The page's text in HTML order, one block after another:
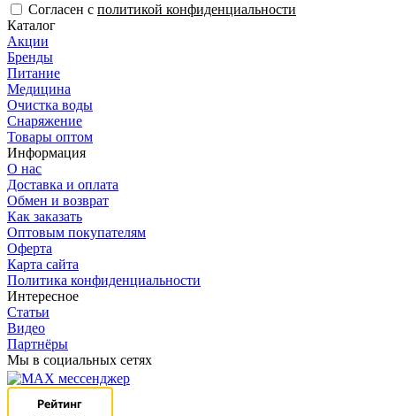
Согласен с политикой конфиденциальности
Каталог
Акции
Бренды
Питание
Медицина
Очистка воды
Снаряжение
Товары оптом
Информация
О нас
Доставка и оплата
Обмен и возврат
Как заказать
Оптовым покупателям
Оферта
Карта сайта
Политика конфиденциальности
Интересное
Статьи
Видео
Партнёры
Мы в социальных сетях